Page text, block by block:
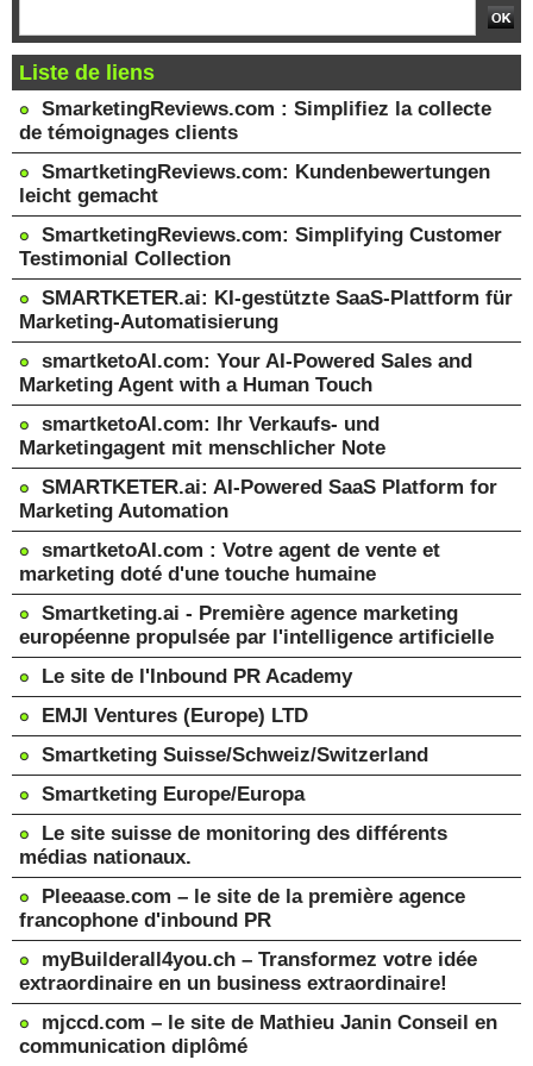
Liste de liens
SmarketingReviews.com : Simplifiez la collecte
de témoignages clients
SmartketingReviews.com: Kundenbewertungen
leicht gemacht
SmartketingReviews.com: Simplifying Customer
Testimonial Collection
SMARTKETER.ai: KI-gestützte SaaS-Plattform für
Marketing-Automatisierung
smartketoAI.com: Your AI-Powered Sales and
Marketing Agent with a Human Touch
smartketoAI.com: Ihr Verkaufs- und
Marketingagent mit menschlicher Note
SMARTKETER.ai: AI-Powered SaaS Platform for
Marketing Automation
smartketoAI.com : Votre agent de vente et
marketing doté d'une touche humaine
Smartketing.ai - Première agence marketing
européenne propulsée par l'intelligence artificielle
Le site de l'Inbound PR Academy
EMJI Ventures (Europe) LTD
Smartketing Suisse/Schweiz/Switzerland
Smartketing Europe/Europa
Le site suisse de monitoring des différents
médias nationaux.
Pleeaase.com – le site de la première agence
francophone d'inbound PR
myBuilderall4you.ch – Transformez votre idée
extraordinaire en un business extraordinaire!
mjccd.com – le site de Mathieu Janin Conseil en
communication diplômé